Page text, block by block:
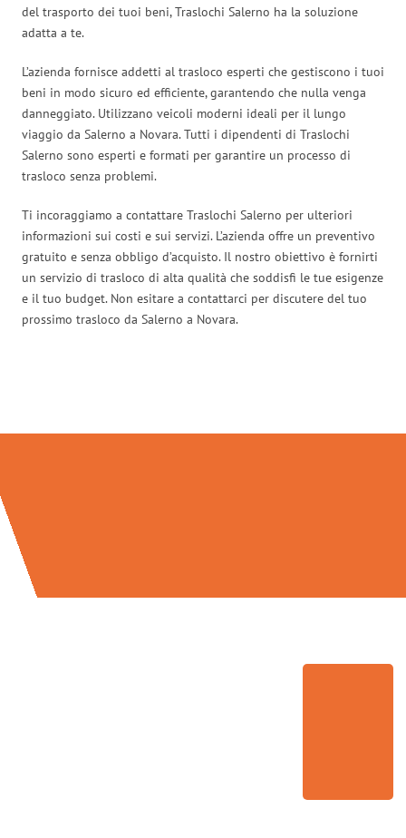
del trasporto dei tuoi beni, Traslochi Salerno ha la soluzione
adatta a te.
L’azienda fornisce addetti al trasloco esperti che gestiscono i tuoi
beni in modo sicuro ed efficiente, garantendo che nulla venga
danneggiato. Utilizzano veicoli moderni ideali per il lungo
viaggio da Salerno a Novara. Tutti i dipendenti di Traslochi
Salerno sono esperti e formati per garantire un processo di
trasloco senza problemi.
Ti incoraggiamo a contattare Traslochi Salerno per ulteriori
informazioni sui costi e sui servizi. L’azienda offre un preventivo
gratuito e senza obbligo d’acquisto. Il nostro obiettivo è fornirti
un servizio di trasloco di alta qualità che soddisfi le tue esigenze
e il tuo budget. Non esitare a contattarci per discutere del tuo
prossimo trasloco da Salerno a Novara.